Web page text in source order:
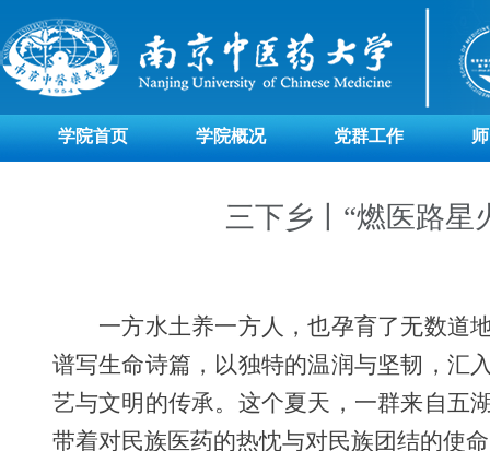
学院首页 学院概况 党群工作
三下乡丨“燃医路星
一方水土养一方人，也孕育了无数道
谱写生命诗篇，以独特的温润与坚韧，汇
艺与文明的传承。这个夏天，一群来自五
带着对民族医药的热忱与对民族团结的使